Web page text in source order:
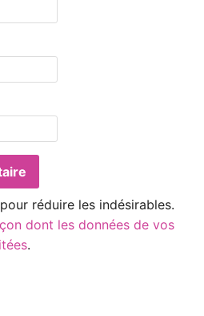
réduire les indésirables.
dont les données de vos
.